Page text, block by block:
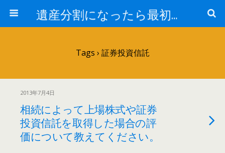
遺産分割になったら最初に見るサイト
Tags › 証券投資信託
2013年7月4日
相続によって上場株式や証券
投資信託を取得した場合の評
価について教えてください。